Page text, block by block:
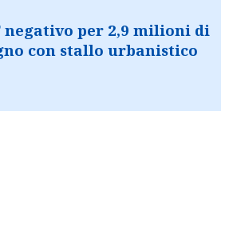
negativo per 2,9 milioni di
con stallo urbanistico